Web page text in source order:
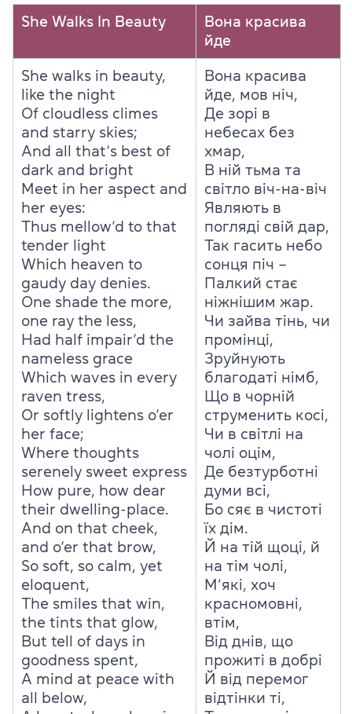
She Walks In Beauty
Вона красива
йде
She walks in beauty,
like the night
Of cloudless climes
and starry skies;
And all that’s best of
dark and bright
Meet in her aspect and
her eyes:
Thus mellow’d to that
tender light
Which heaven to
gaudy day denies.
One shade the more,
one ray the less,
Had half impair’d the
nameless grace
Which waves in every
raven tress,
Or softly lightens o’er
her face;
Where thoughts
serenely sweet express
How pure, how dear
their dwelling-place.
And on that cheek,
and o’er that brow,
So soft, so calm, yet
eloquent,
The smiles that win,
the tints that glow,
But tell of days in
goodness spent,
A mind at peace with
all below,
Вона красива
йде, мов ніч,
Де зорі в
небесах без
хмар,
В ній тьма та
світло віч-на-віч
Являють в
погляді свій дар,
Так гасить небо
сонця піч –
Палкий стає
ніжнішим жар.
Чи зайва тінь, чи
промінці,
Зруйнують
благодаті німб,
Що в чорній
струменить косі,
Чи в світлі на
чолі оцім,
Де безтурботні
думи всі,
Бо сяє в чистоті
їх дім.
Й на тій щоці, й
на тім чолі,
М‘які, хоч
красномовні,
втім,
Від днів, що
прожиті в добрі
Й від перемог
відтінки ті,